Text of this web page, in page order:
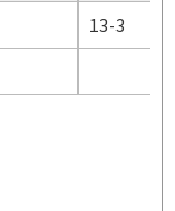
13-3